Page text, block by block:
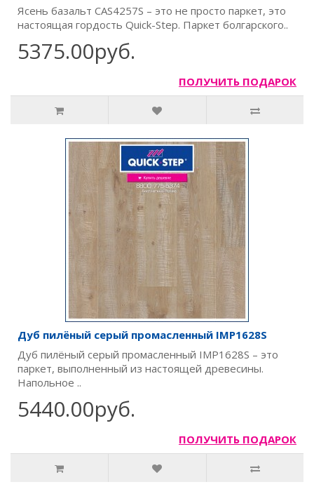
Ясень базальт CAS4257S – это не просто паркет, это
настоящая гордость Quick-Step. Паркет болгарского..
5375.00руб.
ПОЛУЧИТЬ ПОДАРОК
Дуб пилёный серый промасленный IMP1628S
Дуб пилёный серый промасленный IMP1628S – это
паркет, выполненный из настоящей древесины.
Напольное ..
5440.00руб.
ПОЛУЧИТЬ ПОДАРОК